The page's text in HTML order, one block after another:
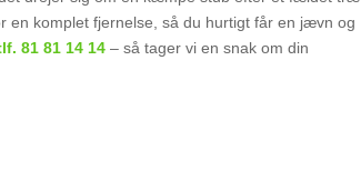
komplet fjernelse, så du hurtigt får en jævn og
81 81 14 14 – så tager vi en snak om din